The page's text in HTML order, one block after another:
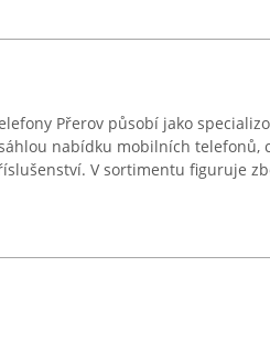
Přerov působí jako
nabídku mobilních telefonů,
V sortimentu figuruje